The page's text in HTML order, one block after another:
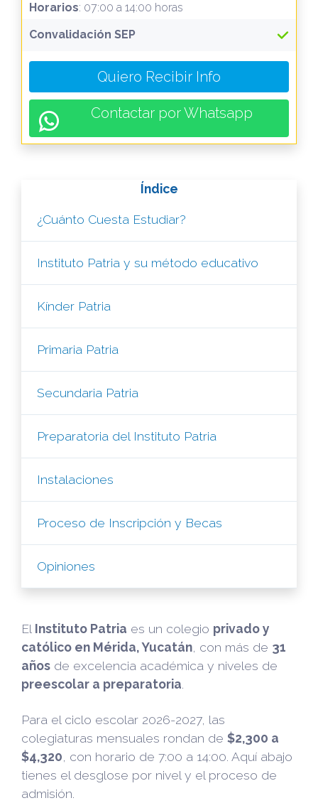
Horarios: 07:00 a 14:00 horas
Convalidación SEP
Quiero Recibir Info
Contactar por Whatsapp
Índice
¿Cuánto Cuesta Estudiar?
Instituto Patria y su método educativo
Kínder Patria
Primaria Patria
Secundaria Patria
Preparatoria del Instituto Patria
Instalaciones
Proceso de Inscripción y Becas
Opiniones
El Instituto Patria es un colegio privado y
católico en Mérida, Yucatán , con más de 31
años de excelencia académica y niveles de
preescolar a preparatoria
Para el ciclo escolar 2026-2027, las
colegiaturas mensuales rondan de $2,300 a
$4,320 , con horario de 7:00 a 14:00. Aquí abajo
tienes el desglose por nivel y el proceso de
admisión.